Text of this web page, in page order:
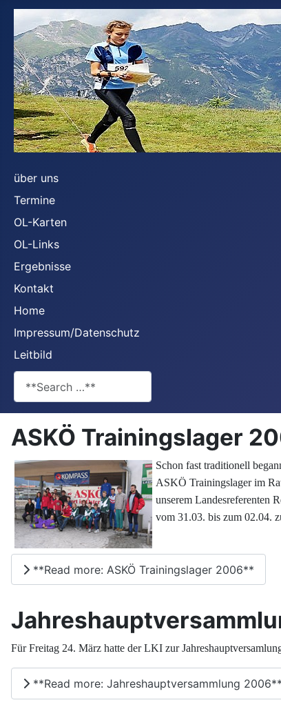
über uns
Termine
OL-Karten
OL-Links
Ergebnisse
Kontakt
Home
Impressum/Datenschutz
Leitbild
ASKÖ Trainingslager
Schon fast traditionell
ASKÖ Trainingslager im
unserem Landesreferenten
vom 31.03. bis zum 02.04.
**Read more: ASKÖ Trainingslager 2006**
Für Freitag 24. März hatte der LKI zur
**Read more: Jahreshauptversammlung 2006**